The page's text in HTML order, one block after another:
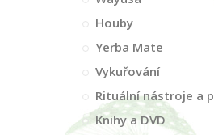
Houby
Yerba Mate
Vykuřování
Rituální nástroje a
Knihy a DVD